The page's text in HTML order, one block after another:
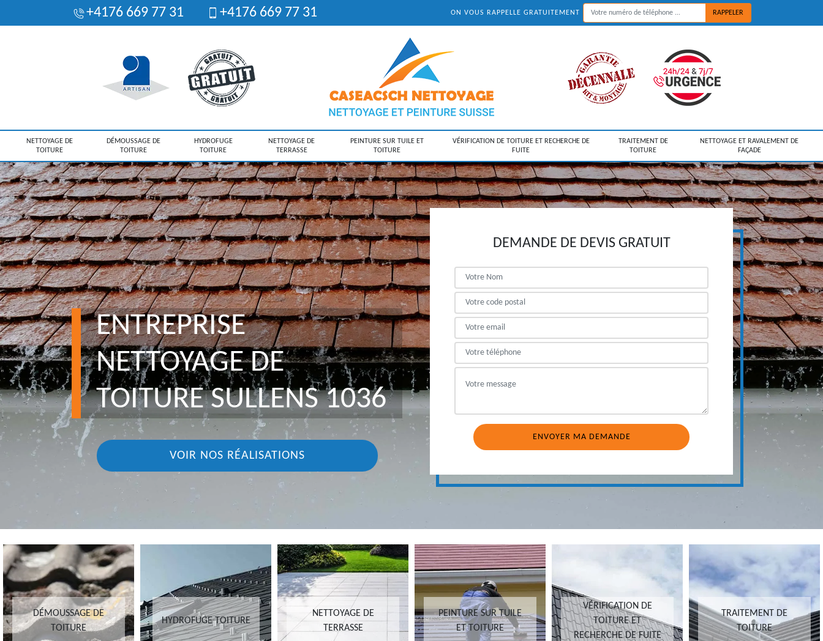
+4176 669 77 31 +4176 669 77 31 ON VOUS RAPPELLE GRATUITEMENT
NETTOYAGE DE
TOITURE
DÉMOUSSAGE DE
TOITURE
HYDROFUGE
TOITURE
NETTOYAGE DE
TERRASSE
PEINTURE SUR TUILE ET
TOITURE
VÉRIFICATION DE TOITURE ET RECHERCHE DE
FUITE
TRAITEMENT DE
TOITURE
NETTOYAGE ET RAVALEMENT DE
FAÇADE
ENTREPRISE
NETTOYAGE DE
TOITURE SULLENS 1036
VOIR NOS RÉALISATIONS
DEMANDE DE DEVIS GRATUIT
DÉMOUSSAGE DE
TOITURE
HYDROFUGE TOITURE
NETTOYAGE DE
TERRASSE
PEINTURE SUR TUILE
ET TOITURE
VÉRIFICATION DE
TOITURE ET
RECHERCHE DE FUITE
TRAITEMENT DE
TOITURE